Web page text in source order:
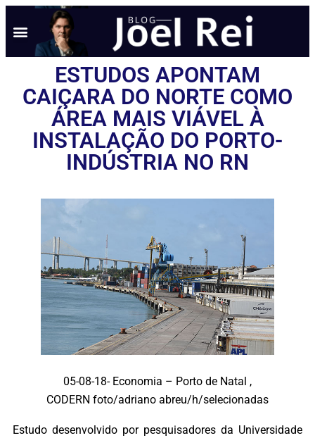
ESTUDOS APONTAM
CAIÇARA DO NORTE COMO
ÁREA MAIS VIÁVEL À
INSTALAÇÃO DO PORTO-
INDÚSTRIA NO RN
05-08-18- Economia – Porto de Natal ,
CODERN foto/adriano abreu/h/selecionadas
Estudo desenvolvido por pesquisadores da Universidade